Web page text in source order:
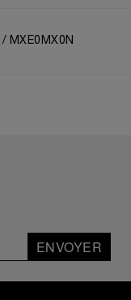
MXE0MX0N
ENVOYER